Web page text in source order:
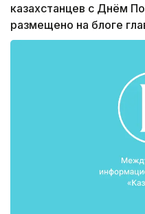
казахстанцев с Днём
размещено на блоге